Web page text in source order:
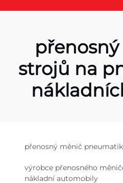
strojů na
přenosný měnič
výrobce přenosného
nákladní automobily